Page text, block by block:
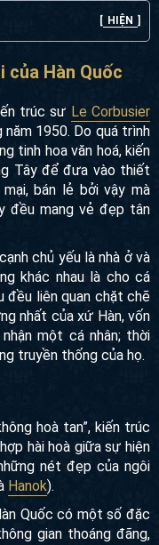
[ HIỆN ]
của Hàn Quốc
trúc sư Le Corbusier
năm 1950. Do quá
những tinh hoa văn
phương Tây để đưa
thương mại, bán lẻ bởi
này đều mang vẻ
lẫy.
cạnh chủ yếu là nhà ở
khác nhau là cho
mẫu đều liên quan
đặc trưng nhất của
khác nhìn nhận một
hội, và sự coi trọng
không hoà tan”, kiến
kết hợp hài hoà giữa
cùng những nét đẹp
gọi là Hanok
).
Hàn Quốc có một số